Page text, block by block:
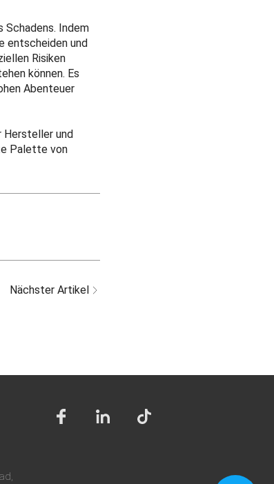
Schadens. Indem
entscheiden und
Risiken
können. Es
Abenteuer
Hersteller und
Palette von
Nächster Artikel